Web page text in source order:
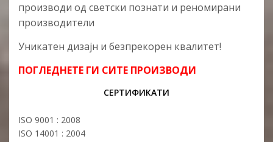
производи од светски познати и реномирани
производители
Уникатен дизајн и безпрекорен квалитет!
ПОГЛЕДНЕТЕ ГИ СИТЕ ПРОИЗВОДИ
СЕРТИФИКАТИ
ISO 9001 : 2008
ISO 14001 : 2004